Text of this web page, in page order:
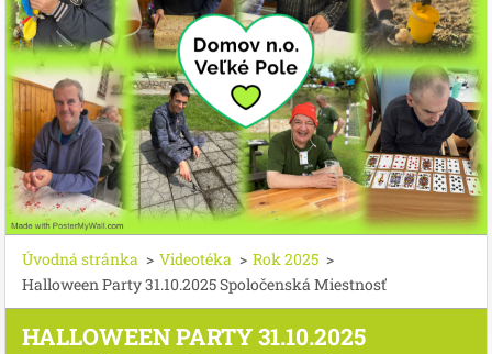
Úvodná stránka > Videotéka > Rok 2025 >
Halloween Party 31.10.2025 Spoločenská Miestnosť
HALLOWEEN PARTY 31.10.2025